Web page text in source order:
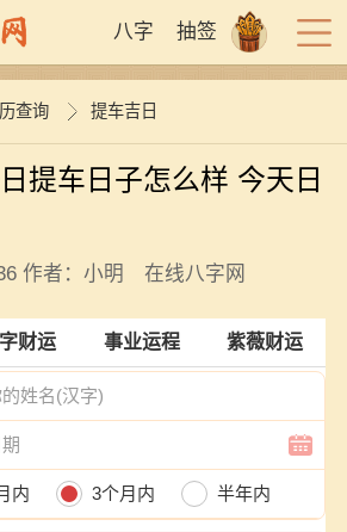
八字 抽签
查询 提车吉日
提车日子怎么样 今天日
作者：小明 在线八字网
财运 事业运程 紫薇财运
内 3个月内 半年内